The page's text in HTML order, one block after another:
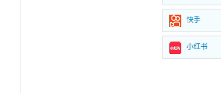
快手
小红书